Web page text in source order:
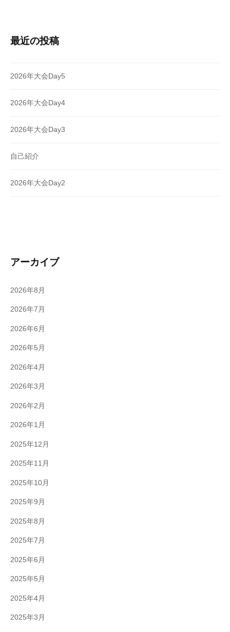
最近の投稿
2026年大会Day5
2026年大会Day4
2026年大会Day3
自己紹介
2026年大会Day2
アーカイブ
2026年8月
2026年7月
2026年6月
2026年5月
2026年4月
2026年3月
2026年2月
2026年1月
2025年12月
2025年11月
2025年10月
2025年9月
2025年8月
2025年7月
2025年6月
2025年5月
2025年4月
2025年3月